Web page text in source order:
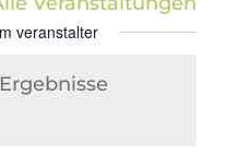
veranstalter